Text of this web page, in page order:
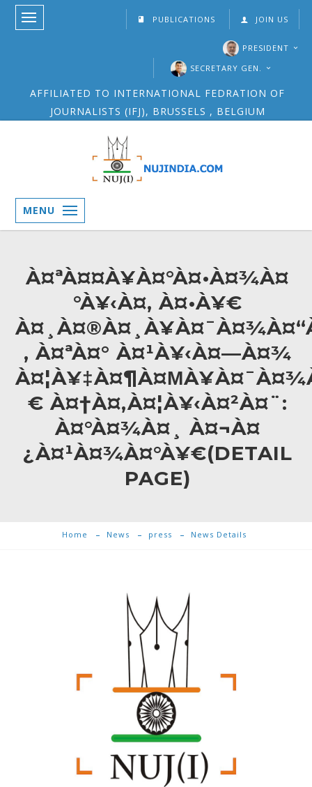
PUBLICATIONS JOIN US
PRESIDENT
SECRETARY GEN.
AFFILIATED TO INTERNATIONAL FEDRATION OF
JOURNALISTS (IFJ), BRUSSELS , BELGIUM
MENU
À¤ªÀ¤¤À¥À¤°À¤•À¤¾À¤
°À¥‹À¤‚ À¤•À¥€
‚ À¤ªÀ¤° À¤¹À¥‹À¤—À¤¾
€ À¤†À¤‚À¤¦À¥‹À¤²À¤¨:
À¤°À¤¾À¤¸ À¤¬À¤
¿À¤¹À¤¾À¤°À¥€(DETAIL
PAGE)
Home News press News Details